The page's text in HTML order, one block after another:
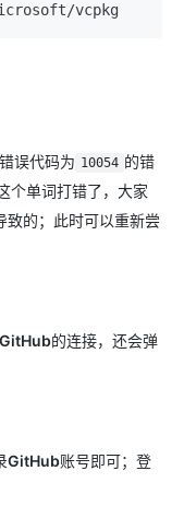
误代码为 10054 的错
个单词打错了，大家
致的；此时可以重新尝
GitHub的连接，还会弹
GitHub账号即可；登